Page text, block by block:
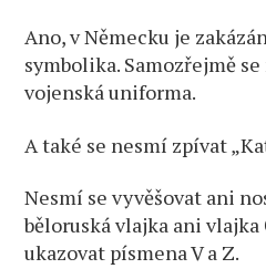
Ano, v Německu je
symbolika. Samozřejmě
vojenská uniforma.
A také se nesmí zpívat
Nesmí se vyvěšovat ani
běloruská vlajka ani vlajka
ukazovat písmena V a Z.